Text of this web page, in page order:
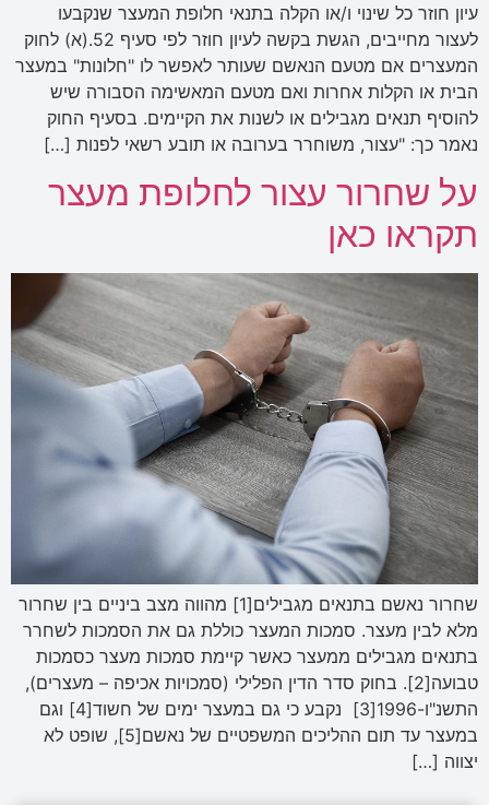
עיון חוזר כל שינוי ו/או הקלה בתנאי חלופת המעצר שנקבעו
לעצור מחייבים, הגשת בקשה לעיון חוזר לפי סעיף 52.(א) לחוק
המעצרים אם מטעם הנאשם שעותר לאפשר לו "חלונות" במעצר
הבית או הקלות אחרות ואם מטעם המאשימה הסבורה שיש
להוסיף תנאים מגבילים או לשנות את הקיימים. בסעיף החוק
נאמר כך: "עצור, משוחרר בערובה או תובע רשאי לפנות […]
על שחרור עצור לחלופת מעצר
תקראו כאן
שחרור נאשם בתנאים מגבילים[1] מהווה מצב ביניים בין שחרור
מלא לבין מעצר. סמכות המעצר כוללת גם את הסמכות לשחרר
בתנאים מגבילים ממעצר כאשר קיימת סמכות מעצר כסמכות
טבועה[2]. בחוק סדר הדין הפלילי (סמכויות אכיפה – מעצרים),
התשנ"ו-1996[3] נקבע כי גם במעצר ימים של חשוד[4] וגם
במעצר עד תום ההליכים המשפטיים של נאשם[5], שופט לא
יצווה […]